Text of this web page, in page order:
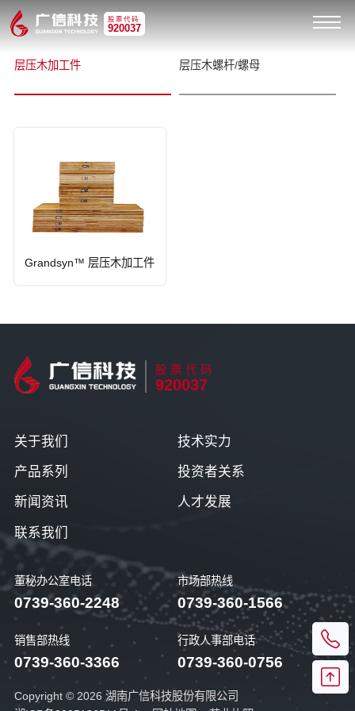
股票代码
920037
层压木加工件 层压木螺杆/螺母
Grandsyn™ 层压木加工件
股票代码
920037
董秘办公室电话
0739-360-2248
市场部热线
0739-360-1566
销售部热线
0739-360-3366
行政人事部电话
0739-360-0756
关于我们 技术实力
产品系列 投资者关系
新闻资讯 人才发展
联系我们
Copyright © 2026 湖南广信科技股份有限公司